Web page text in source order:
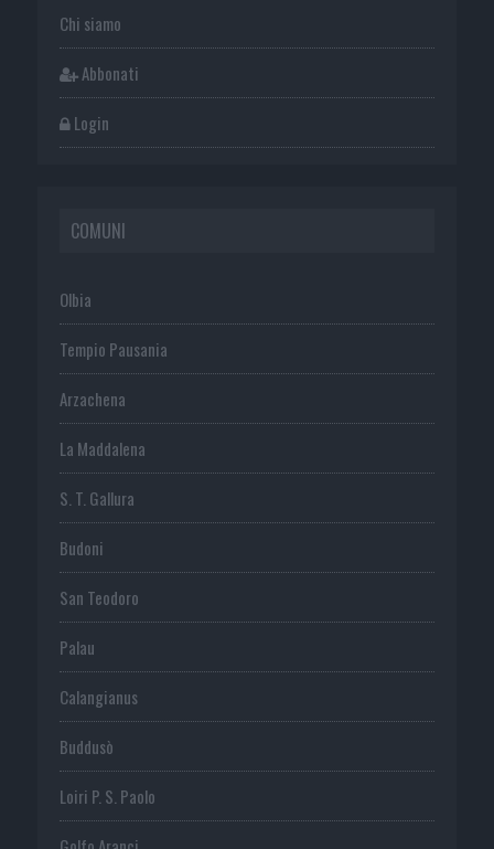
Chi siamo
Abbonati
Login
COMUNI
Olbia
Tempio Pausania
Arzachena
La Maddalena
S. T. Gallura
Budoni
San Teodoro
Palau
Calangianus
Buddusò
Loiri P. S. Paolo